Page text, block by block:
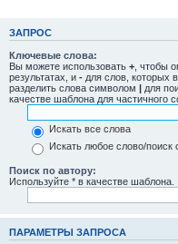
ЗАПРОС
Ключевые слова:
Вы можете использовать + , чтобы
результатах, и - для слов, которых
разделить слова символом | для
качестве шаблона для частичного
Искать все слова
Искать любое слово/поиск
Поиск по автору:
Используйте * в качестве шаблона.
ПАРАМЕТРЫ ЗАПРОСА